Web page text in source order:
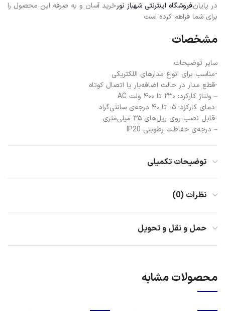
در پایانفروشگاه اینترنتی شهباز نورخرید آسان و به صرفه این محصول را
برای شما فراهم کرده است
مشخصات
سایر توضیحات
-مناسب برای انواع مدارهای اللکتریکی
-قطع مدار در حالت اضافه‌بار یا اتصال کوتاه
– ولتاژ کارکرد: ۲۳۰ تا ۴۰۰ ولت AC
-دمای کارکزد: ۵- تا ۴۰ درجه‌ی سانتی‌گراد
-قابل نصب روی ریل‌های ۳۵ میلی‌متری
– درجه‌ی حفاظت رطوبتی IP20
توضیحات تکمیلی
نظرات (0)
حمل و نقل و تحویل
محصولات مشابه